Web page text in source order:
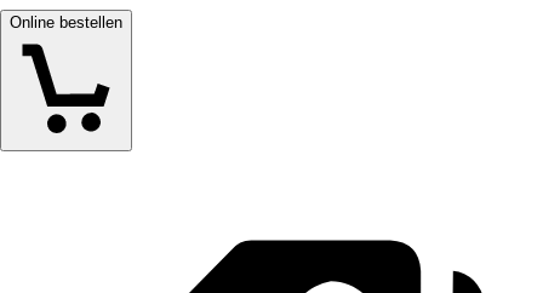
Online bestellen